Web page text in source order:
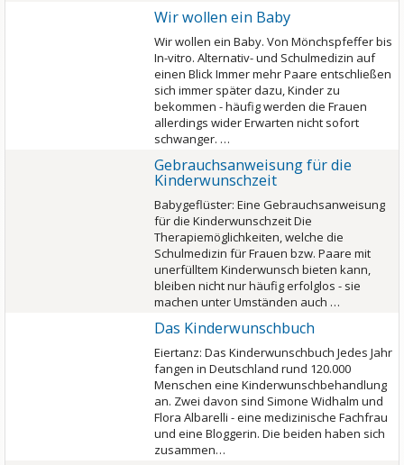
Wir wollen ein Baby
Wir wollen ein Baby. Von Mönchspfeffer bis
In-vitro. Alternativ- und Schulmedizin auf
einen Blick Immer mehr Paare entschließen
sich immer später dazu, Kinder zu
bekommen - häufig werden die Frauen
allerdings wider Erwarten nicht sofort
schwanger. …
Gebrauchsanweisung für die
Kinderwunschzeit
Babygeflüster: Eine Gebrauchsanweisung
für die Kinderwunschzeit Die
Therapiemöglichkeiten, welche die
Schulmedizin für Frauen bzw. Paare mit
unerfülltem Kinderwunsch bieten kann,
bleiben nicht nur häufig erfolglos - sie
machen unter Umständen auch …
Das Kinderwunschbuch
Eiertanz: Das Kinderwunschbuch Jedes Jahr
fangen in Deutschland rund 120.000
Menschen eine Kinderwunschbehandlung
an. Zwei davon sind Simone Widhalm und
Flora Albarelli - eine medizinische Fachfrau
und eine Bloggerin. Die beiden haben sich
zusammen…